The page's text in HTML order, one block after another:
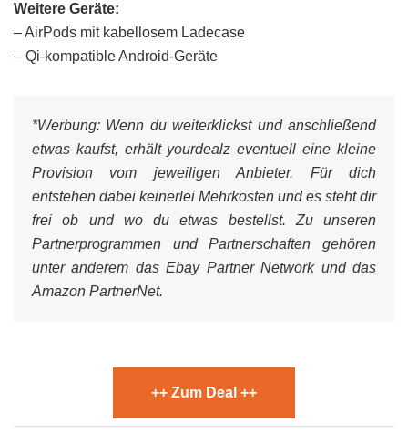
Weitere Geräte:
– AirPods mit kabellosem Ladecase
– Qi-kompatible Android-Geräte
*Werbung: Wenn du weiterklickst und anschließend
etwas kaufst, erhält yourdealz eventuell eine kleine
Provision vom jeweiligen Anbieter. Für dich
entstehen dabei keinerlei Mehrkosten und es steht dir
frei ob und wo du etwas bestellst. Zu unseren
Partnerprogrammen und Partnerschaften gehören
unter anderem das Ebay Partner Network und das
Amazon PartnerNet.
++ Zum Deal ++